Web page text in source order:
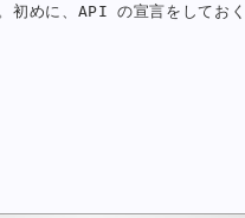
初めに、API の宣言をしておく